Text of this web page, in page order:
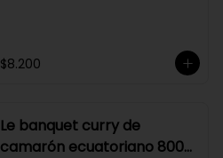
$8.200
Le banquet curry de
camarón ecuatoriano 800